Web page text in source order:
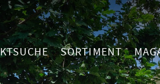
SORTIMENT